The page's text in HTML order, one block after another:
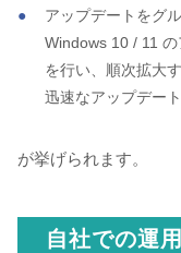
アップデートをグ
Windows 10 / 11
を行い、順次拡大
迅速なアップデー
が挙げられます。
自社での運